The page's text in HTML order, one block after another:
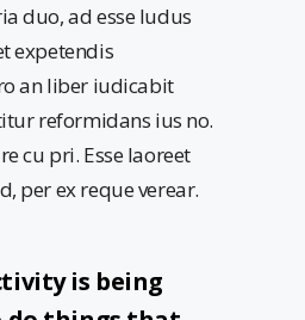
duo, ad esse ludus
expetendis
an liber iudicabit
reformidans ius no.
cu pri. Esse laoreet
per ex reque verear.
is being